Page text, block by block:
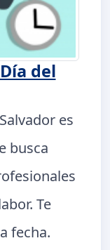
del
es
busca
Te
fecha.